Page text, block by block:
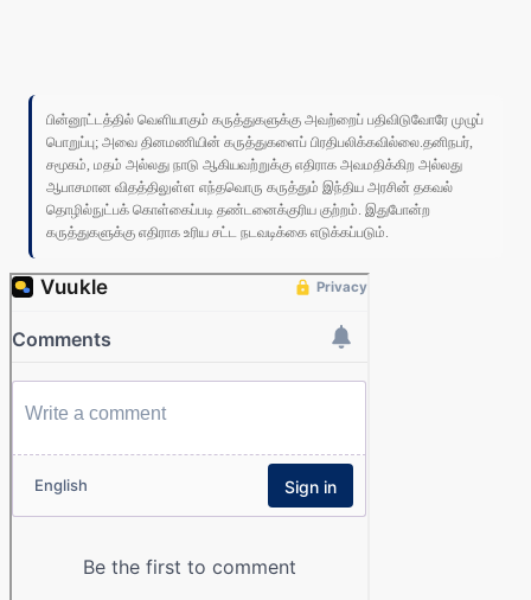
பின்னூட்டத்தில் வெளியாகும் கருத்துகளுக்கு அவற்றைப் பதிவிடுவோரே முழுப்
பொறுப்பு; அவை தினமணியின் கருத்துகளைப் பிரதிபலிக்கவில்லை.தனிநபர்,
சமூகம், மதம் அல்லது நாடு ஆகியவற்றுக்கு எதிராக அவமதிக்கிற அல்லது
ஆபாசமான விதத்திலுள்ள எந்தவொரு கருத்தும் இந்திய அரசின் தகவல்
தொழில்நுட்பக் கொள்கைப்படி தண்டனைக்குரிய குற்றம். இதுபோன்ற
கருத்துகளுக்கு எதிராக உரிய சட்ட நடவடிக்கை எடுக்கப்படும்.